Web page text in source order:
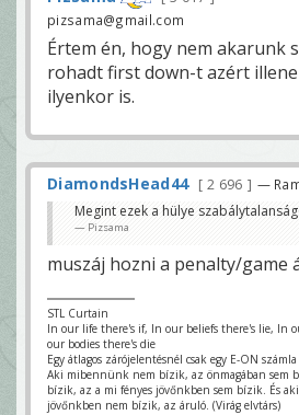
pizsama@gmail.com
Értem én, hogy nem akarunk
rohadt first down-t azért
ilyenkor is.
DiamondsHead44 2 696 —
Megint ezek a hülye
Pizsama
muszáj hozni a penalty/game
STL Curtain
In our life there's if, In our beliefs there's lie, In
our bodies there's die
Egy átlagos zárójelentésnél csak egy E-ON
Aki mibennünk nem bízik, az önmagában sem
bízik, az a mi fényes jövőnkben sem bízik. És
jövőnkben nem bízik, az áruló. (Virág elvtárs)